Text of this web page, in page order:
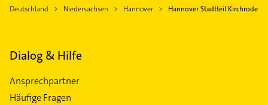
Deutschland Niedersachsen Hannover Hannover Stadtteil Kirchrode
Dialog & Hilfe
Ansprechpartner
Häufige Fragen